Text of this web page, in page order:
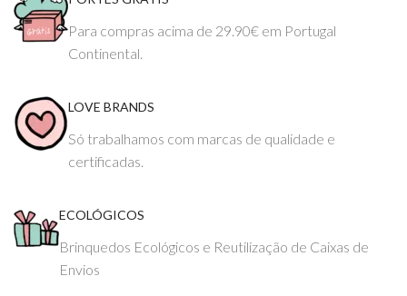
Para compras acima de 29.90€ em Portugal
Continental.
LOVE BRANDS
Só trabalhamos com marcas de qualidade e
certificadas.
ECOLÓGICOS
Brinquedos Ecológicos e Reutilização de Caixas de
Envios